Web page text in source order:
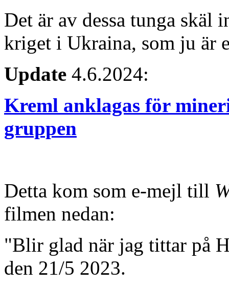
Det är av dessa tunga skäl
kriget i Ukraina, som ju är
Update 4.6.2024:
Kreml anklagas för
gruppen
Detta kom som e-mejl till
filmen nedan:
"Blir glad när jag tittar på
den 21/5 2023.